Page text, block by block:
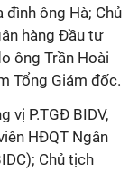
đình ông Hà; Chủ
hàng Đầu tư
ông Trần Hoài
Tổng Giám đốc.
vị P.TGĐ BIDV,
HĐQT Ngân
Chủ tịch